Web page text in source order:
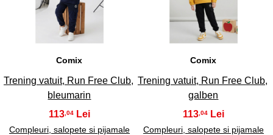
19
Comix
Trening vatuit, Run Free Club,
bleumarin
113 ,04
Compleuri, salopete si pijamale
20
Comix
Trening vatuit, Run Free Club,
galben
113 ,04
Compleuri, salopete si pijamale